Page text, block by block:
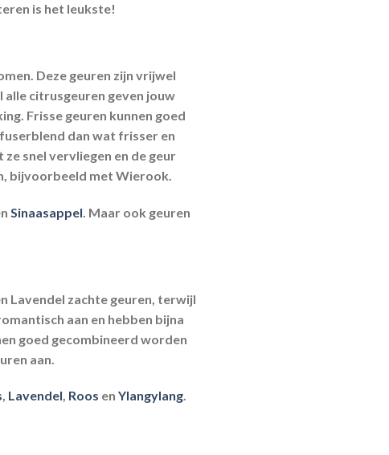
is het leukste!
Deze geuren zijn vrijwel
citrusgeuren geven jouw
Frisse geuren kunnen goed
dan wat frisser en
snel vervliegen en de geur
bijvoorbeeld met Wierook.
Sinaasappel . Maar ook geuren
Lavendel zachte geuren, terwijl
aan en hebben bijna
goed gecombineerd worden
aan.
, Lavendel, Roos en Ylangylang.